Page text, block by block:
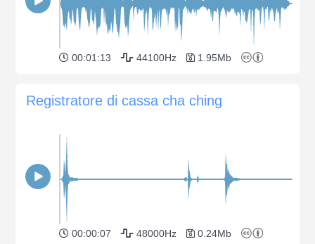
00:01:13 44100Hz 1.95Mb
Registratore di cassa cha ching
00:00:07 48000Hz 0.24Mb